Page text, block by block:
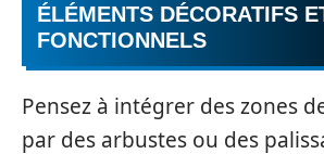
ÉLÉMENTS DÉCORATIFS
FONCTIONNELS
Pensez à intégrer des zones
par des arbustes ou des